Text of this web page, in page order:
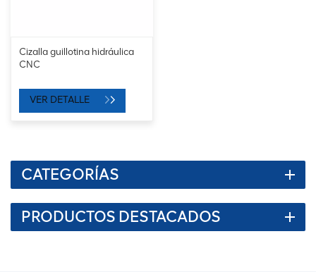
Cizalla guillotina hidráulica
CNC
VER DETALLE
CATEGORÍAS
PRODUCTOS DESTACADOS